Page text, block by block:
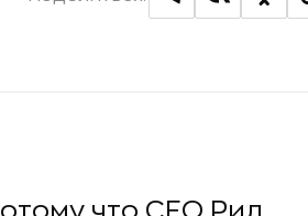
что CEO Рид